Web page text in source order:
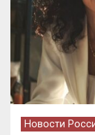
Новости